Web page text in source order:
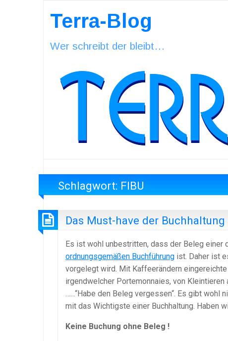
Terra-Blog
Wer schreibt der bleibt…
Schlagwort: FIBU
Das Must-have der Buchhaltung
Es ist wohl unbestritten, dass der Beleg einer
ordnungsgemäßen Buchführung ist. Daher ist
vorgelegt wird. Mit Kaffeerändern
irgendwelcher Portemonnaies, von
……“Habe den Beleg vergessen“. Es gibt wohl
mit das Wichtigste einer Buchhaltung. Haben
Keine Buchung ohne Beleg !